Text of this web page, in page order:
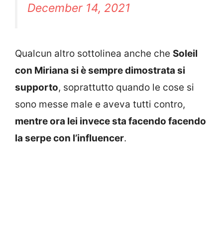
December 14, 2021
Qualcun altro sottolinea anche che Soleil
con Miriana si è sempre dimostrata si
supporto, soprattutto quando le cose si
sono messe male e aveva tutti contro,
mentre ora lei invece sta facendo facendo
la serpe con l’influencer.